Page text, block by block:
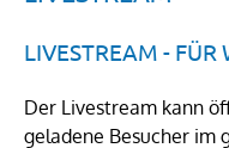
LIVESTREAM -
Der Livestream kann
geladene Besucher im